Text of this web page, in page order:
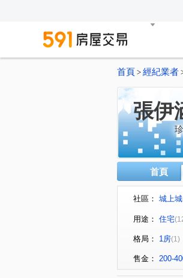
首頁 > 經紀業者
張伊
首頁
社區： 城上城
龍騰大
樂利二
用途： 住宅
格局： 1房(1)
售金： 200-